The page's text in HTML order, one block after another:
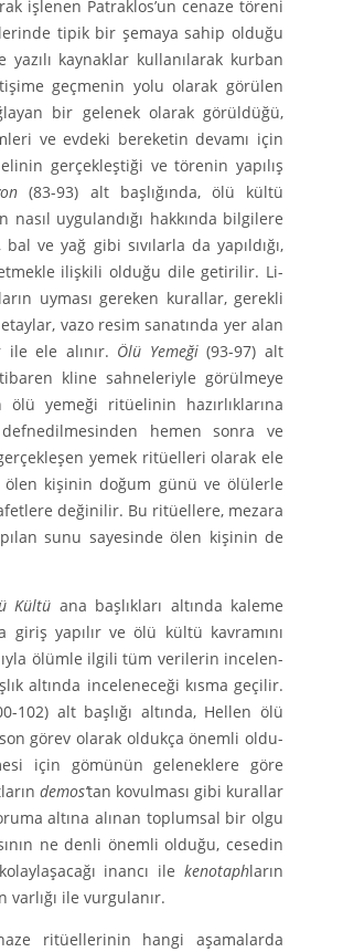
işlenen Patraklos’un cenaze töreni
tipik bir şemaya sahip olduğu
kaynaklar kullanılarak kurban
geçmenin yolu olarak görülen
bir gelenek olarak görüldüğü,
ve evdeki bereketin devamı için
gerçekleştiği ve törenin yapılış
(83-93) alt başlığında, ölü kültü
uygulandığı hakkında bilgilere
ve yağ gibi sıvılarla da yapıldığı,
etmekle ilişkili olduğu dile getirilir. Li­
uyması ge­reken kurallar, gerekli
vazo resim sanatında yer alan
ele alınır. Ölü Yemeği(93-97) alt
kline sahneleriyle görülmeye
yemeği ritüelinin hazırlıklarına
hemen sonra ve
yemek ritüelleri ola­rak ele
ölen kişinin doğum günü ve ölülerle
değinilir. Bu ritüellere, mezara
sunu sayesinde ölen kişinin de
Kültü ana başlıkları altında kaleme
giriş yapılır ve ölü kültü kavramını
ölümle ilgili tüm verilerin incelen­
altında inceleneceği kısma geçilir.
102) alt başlığı altında, Hellen ölü
görev olarak oldukça önemli oldu­
için gömü­nün geleneklere göre
demos’tan kovulması gibi kurallar
altına alınan toplumsal bir olgu
ne denli önemli olduğu, cesedin
inancı ile kenotaphların
varlığı ile vurgulanır.
ritüel­lerinin hangi aşamalarda